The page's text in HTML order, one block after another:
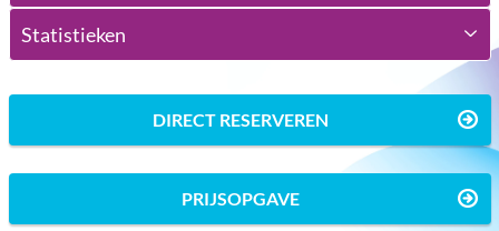
Statistieken
DIRECT RESERVEREN
PRIJSOPGAVE